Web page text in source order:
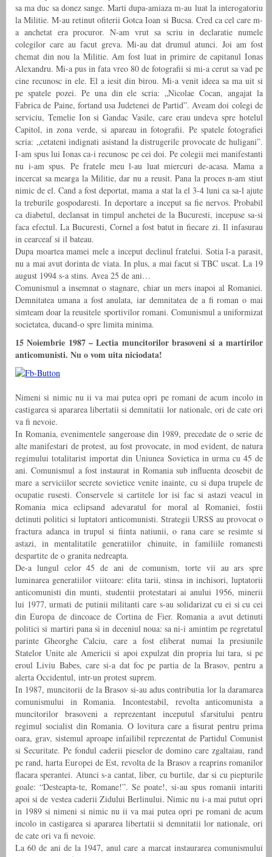
sa ma duc sa donez sange. Marti dupa-amiaza m-au luat la interogatoriu
la Militie. M-au retinut ofiterii Gotca Ioan si Bucsa. Cred ca cel care m-
a anchetat era procuror. N-am vrut sa scriu in declaratie numele
colegilor care au facut greva. Mi-au dat drumul atunci. Joi am fost
chemat din nou la Militie. Am fost luat in primire de capitanul Ionas
Alexandru. Mi-a pus in fata vreo 80 de fotografii si mi-a cerut sa vad pe
cine recunosc in ele. El a iesit din birou. Mi-a venit ideea sa ma uit si
pe spatele pozei. Pe una din ele scria: „Nicolae Cocan, angajat la
Fabrica de Paine, fortand usa Judetenei de Partid”. Aveam doi colegi de
serviciu, Temelie Ion si Gandac Vasile, care erau undeva spre hotelul
Capitol, in zona verde, si apareau in fotografii. Pe spatele fotografiei
scria: „cetateni indignati asistand la distrugerile provocate de huligani”.
I-am spus lui Ionas ca-i recunosc pe cei doi. Pe colegii mei manifestanti
nu i-am spus. Pe fratele meu l-au luat miercuri de-acasa. Mama a
incercat sa mearga la Militie, dar nu a reusit. Pana la proces n-am stiut
nimic de el. Cand a fost deportat, mama a stat la el 3-4 luni ca sa-l ajute
la treburile gospodaresti. In deportare a inceput sa fie nervos. Probabil
ca diabetul, declansat in timpul anchetei de la Bucuresti, incepuse sa-si
faca efectul. La Bucuresti, Cornel a fost batut in fiecare zi. Il infasurau
in cearceaf si il bateau.
Dupa moartea mamei mele a inceput declinul fratelui. Sotia l-a parasit,
nu a mai avut dorinta de viata. In plus, a mai facut si TBC uscat. La 19
august 1994 s-a stins. Avea 25 de ani…
Comunismul a insemnat o stagnare, chiar un mers inapoi al Romaniei.
Demnitatea umana a fost anulata, iar demnitatea de a fi roman o mai
simteam doar la reusitele sportivilor romani. Comunismul a uniformizat
societatea, ducand-o spre limita minima.
15 Noiembrie 1987 – Lectia muncitorilor brasoveni si a martirilor
anticomunisti. Nu o vom uita niciodata!
Nimeni si nimic nu ii va mai putea opri pe romani de acum incolo in
castigarea si apararea libertatii si demnitatii lor nationale, ori de cate ori
va fi nevoie.
In Romania, evenimentele sangeroase din 1989, precedate de o serie de
alte manifestari de protest, au fost provocate, in mod evident, de natura
regimului totalitarist importat din Uniunea Sovietica in urma cu 45 de
ani. Comunismul a fost instaurat in Romania sub influenta deosebit de
mare a serviciilor secrete sovietice venite inainte, cu si dupa trupele de
ocupatie rusesti. Conservele si cartitele lor isi fac si astazi veacul in
Romania mica eclipsand adevaratul for moral al Romaniei, fostii
detinuti politici si luptatori anticomunisti. Strategii URSS au provocat o
fractura adanca in trupul si fiinta natiunii, o rana care se resimte si
astazi, in mentalitatile generatiilor chinuite, in familiile romanesti
despartite de o granita nedreapta.
De-a lungul celor 45 de ani de comunism, torte vii au ars spre
luminarea generatiilor viitoare: elita tarii, stinsa in inchisori, luptatorii
anticomunisti din munti, studentii protestatari ai anului 1956, minerii
lui 1977, urmati de putinii militanti care s-au solidarizat cu ei si cu cei
din Europa de dincoace de Cortina de Fier. Romania a avut detinuti
politici si martiri pana si in deceniul noua: sa ni-i amintim pe regretatul
parinte Gheorghe Calciu, care a fost eliberat numai la presiunile
Statelor Unite ale Americii si apoi expulzat din propria lui tara, si pe
eroul Liviu Babes, care si-a dat foc pe partia de la Brasov, pentru a
alerta Occidentul, intr-un protest suprem.
In 1987, muncitorii de la Brasov si-au adus contributia lor la daramarea
comunismului in Romania. Incontestabil, revolta anticomunista a
muncitorilor brasoveni a reprezentant inceputul sfarsitului pentru
regimul socialist din Romania. O lovitura care a fisurat pentru prima
oara, grav, sistemul aproape infailibil reprezentat de Partidul Comunist
si Securitate. Pe fondul caderii pieselor de domino care zgaltaiau, rand
pe rand, harta Europei de Est, revolta de la Brasov a reaprins romanilor
flacara sperantei. Atunci s-a cantat, liber, cu burtile, dar si cu piepturile
goale: “Desteapta-te, Romane!”. Se poate!, si-au spus romanii intariti
apoi si de vestea caderii Zidului Berlinului. Nimic nu i-a mai putut opri
in 1989 si nimeni si nimic nu ii va mai putea opri pe romani de acum
incolo in castigarea si apararea libertatii si demnitatii lor nationale, ori
de cate ori va fi nevoie.
La 60 de ani de la 1947, anul care a marcat instaurarea comunismului